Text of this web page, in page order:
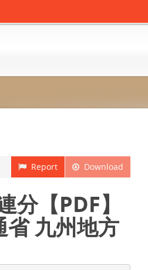
Download
Report
分【PDF】
省 九州地方